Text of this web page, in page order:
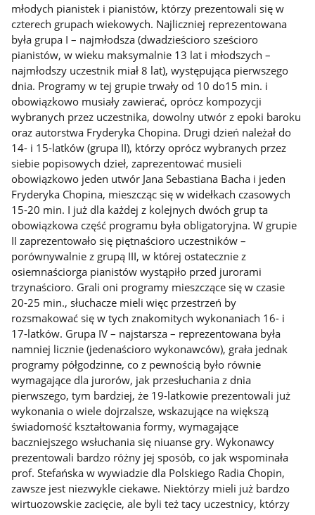
młodych pianistek i pianistów, którzy prezentowali się w
czterech grupach wiekowych. Najliczniej reprezentowana
była grupa I – najmłodsza (dwadzieścioro sześcioro
pianistów, w wieku maksymalnie 13 lat i młodszych –
najmłodszy uczestnik miał 8 lat), występująca pierwszego
dnia. Programy w tej grupie trwały od 10 do15 min. i
obowiązkowo musiały zawierać, oprócz kompozycji
wybranych przez uczestnika, dowolny utwór z epoki baroku
oraz autorstwa Fryderyka Chopina. Drugi dzień należał do
14- i 15-latków (grupa II), którzy oprócz wybranych przez
siebie popisowych dzieł, zaprezentować musieli
obowiązkowo jeden utwór Jana Sebastiana Bacha i jeden
Fryderyka Chopina, mieszcząc się w widełkach czasowych
15-20 min. I już dla każdej z kolejnych dwóch grup ta
obowiązkowa część programu była obligatoryjna. W grupie
II zaprezentowało się piętnaścioro uczestników –
porównywalnie z grupą III, w której ostatecznie z
osiemnaściorga pianistów wystąpiło przed jurorami
trzynaścioro. Grali oni programy mieszczące się w czasie
20-25 min., słuchacze mieli więc przestrzeń by
rozsmakować się w tych znakomitych wykonaniach 16- i
17-latków. Grupa IV – najstarsza – reprezentowana była
namniej licznie (jedenaścioro wykonawców), grała jednak
programy półgodzinne, co z pewnością było równie
wymagające dla jurorów, jak przesłuchania z dnia
pierwszego, tym bardziej, że 19-latkowie prezentowali już
wykonania o wiele dojrzalsze, wskazujące na większą
świadomość kształtowania formy, wymagające
baczniejszego wsłuchania się niuanse gry. Wykonawcy
prezentowali bardzo różny jej sposób, co jak wspominała
prof. Stefańska w wywiadzie dla Polskiego Radia Chopin,
zawsze jest niezwykle ciekawe. Niektórzy mieli już bardzo
wirtuozowskie zacięcie, ale byli też tacy uczestnicy, którzy